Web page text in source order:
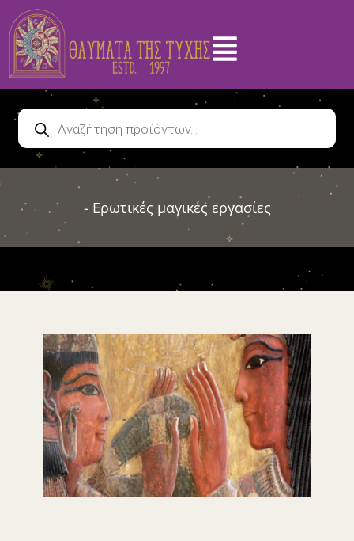
- Ερωτικές μαγικές εργασίες